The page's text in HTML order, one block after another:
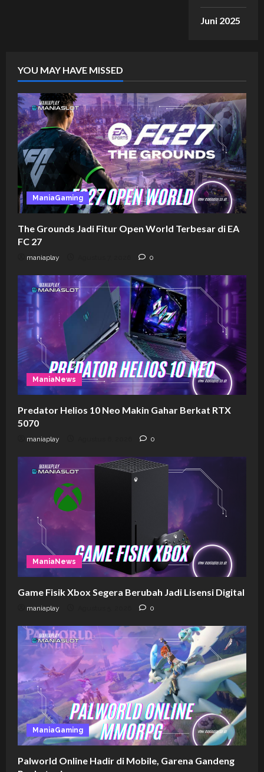
Juni 2025
YOU MAY HAVE MISSED
ManiaGaming
The Grounds Jadi Fitur Open World Terbesar di EA
FC 27
maniaplay 0
ManiaNews
Predator Helios 10 Neo Makin Gahar Berkat RTX
5070
maniaplay 0
ManiaNews
Game Fisik Xbox Segera Berubah Jadi Lisensi Digital
maniaplay 0
ManiaGaming
Palworld Online Hadir di Mobile, Garena Gandeng